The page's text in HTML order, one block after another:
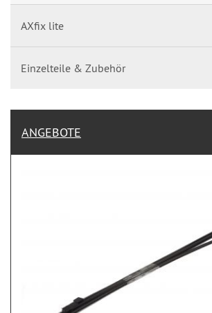
AXfix lite
Einzelteile & Zubehör
ANGEBOTE